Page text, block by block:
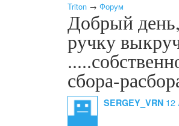
Triton → Форум
Добрый день,
ручку
сбора-
SERGEY_VRN 12